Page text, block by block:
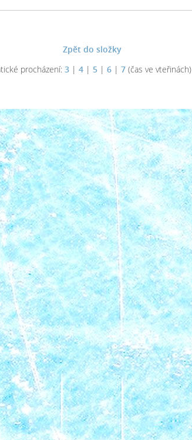
Zpět do složky
procházení: 3| 4| 5| 6| 7(čas ve vteřinách)